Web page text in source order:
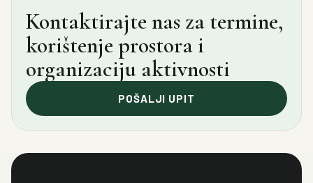
Kontaktirajte nas za termine,
korištenje prostora i
organizaciju aktivnosti
POŠALJI UPIT